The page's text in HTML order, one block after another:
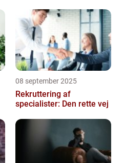
08 september 2025
Rekruttering af
specialister: Den rette vej